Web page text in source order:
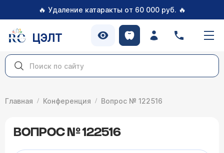
🔥 Удаление катаракты от 60 000 руб. 🔥
ЦЭЛТ
Главная Конференция Вопрос № 122516
ВОПРОС № 122516